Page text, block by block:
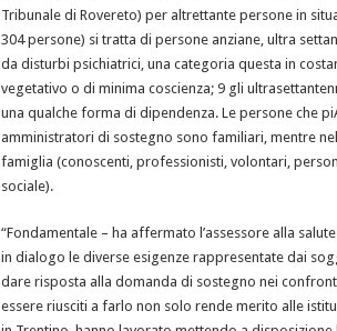
Tribunale di Rovereto) per altrettante persone in
304 persone) si tratta di persone anziane, ultra
da disturbi psichiatrici, una categoria questa in
vegetativo o di minima coscienza; 9 gli
una qualche forma di dipendenza. Le persone che
amministratori di sostegno sono familiari, mentre
famiglia (conoscenti, professionisti, volontari,
sociale).
“Fondamentale – ha affermato l’assessore alla
in dialogo le diverse esigenze rappresentate dai
dare risposta alla domanda di sostegno nei
essere riusciti a farlo non solo rende merito alle